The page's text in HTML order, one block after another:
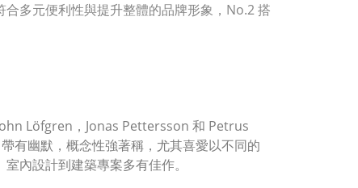
合多元便利性與提升整體的品牌形象，No.2 搭
Löfgren，Jonas Pettersson 和 Petrus
有幽默，概念性強著稱，尤其喜愛以不同的
內設計到建築專案多有佳作。